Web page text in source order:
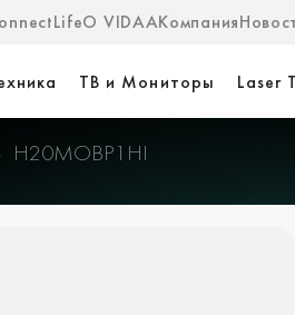
О VIDAAКомпания
ТВ и Мониторы Laser
H20MOBP1HI